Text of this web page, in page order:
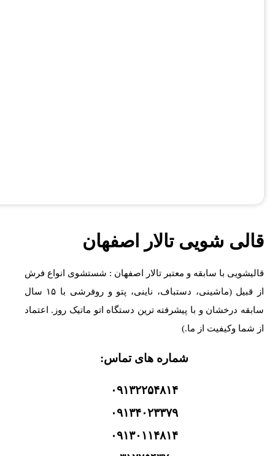
قالی شویی تالار اصفهان
قالیشویی با سابقه و معتبر تالار اصفهان : شستشوی انواع فرش
از قبیل (ماشینی، دستباف، ناینی، پتو و روفرشی با ۱۵ سال
سابقه درخشان و با پیشرفته ترین دستگاه اتو ماتیک روز. اعتماد
از شما وکیفیت از ما.)
شماره های تماس:
۰۹۱۳۲۲۵۴۸۱۴
۰۹۱۳۴۰۲۳۳۷۹
۰۹۱۳۰۱۱۴۸۱۴